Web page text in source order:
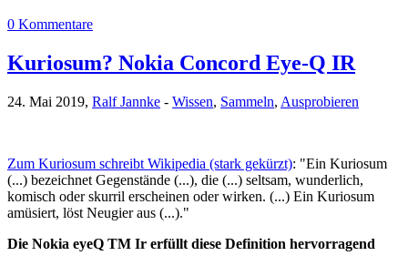
0 Kommentare
Kuriosum? Nokia Concord Eye-Q IR
24. Mai 2019, Ralf Jannke - Wissen, Sammeln, Ausprobieren
Zum Kuriosum schreibt Wikipedia (stark gekürzt): "Ein Kuriosum
(...) bezeichnet Gegenstände (...), die (...) seltsam, wunderlich,
komisch oder skurril erscheinen oder wirken. (...) Ein Kuriosum
amüsiert, löst Neugier aus (...)."
Die Nokia eyeQ TM Ir erfüllt diese Definition hervorragend